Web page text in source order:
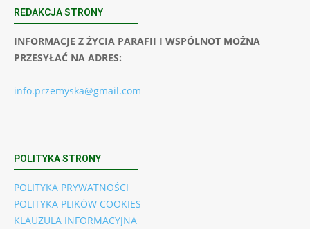
REDAKCJA STRONY
INFORMACJE Z ŻYCIA PARAFII I WSPÓLNOT MOŻNA
PRZESYŁAĆ NA ADRES:
info.przemyska@gmail.com
POLITYKA STRONY
POLITYKA PRYWATNOŚCI
POLITYKA PLIKÓW COOKIES
KLAUZULA INFORMACYJNA